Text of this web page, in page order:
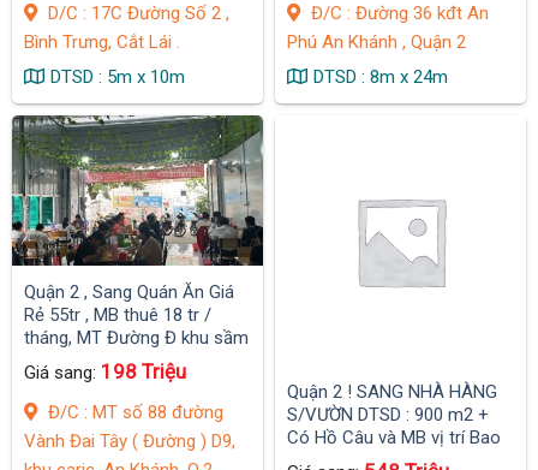
D/C : 17C Đường Số 2 ,
Bình Trưng, Cắt Lái .
DTSD : 5m x 10m
Đ/C : Đường 36 kđt An
Phú An Khánh , Quận 2
DTSD : 8m x 24m
Quận 2 , Sang Quán Ăn Giá
Rẻ 55tr , MB thuê 18 tr /
tháng, MT Đường Đ khu sầm
uất, gần tMT đường lớn sầm
uất .
Giá sang: 198 Triệu
Đ/C : MT số 88 đường
Vành Đai Tây ( Đường ) D9,
Quận 2 ! SANG NHÀ HÀNG
S/VƯỜN DTSD : 900 m2 +
Có Hồ Câu và MB vị trí Bao
Đẹp